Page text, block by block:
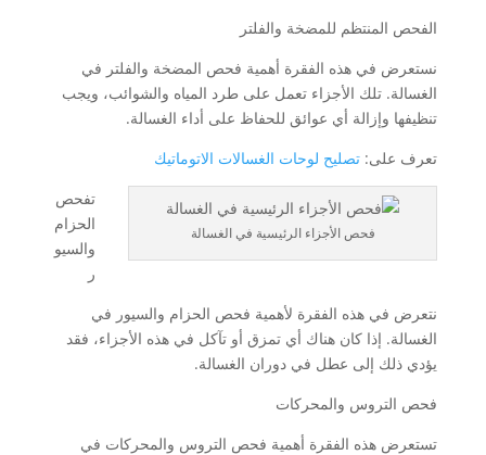
الفحص المنتظم للمضخة والفلتر
نستعرض في هذه الفقرة أهمية فحص المضخة والفلتر في
الغسالة. تلك الأجزاء تعمل على طرد المياه والشوائب، ويجب
تنظيفها وإزالة أي عوائق للحفاظ على أداء الغسالة.
تعرف على: تصليح لوحات الغسالات الاتوماتيك
فحص الأجزاء الرئيسية في الغسالة
تفحص
الحزام
والسيو
ر
نتعرض في هذه الفقرة لأهمية فحص الحزام والسيور في
الغسالة. إذا كان هناك أي تمزق أو تآكل في هذه الأجزاء، فقد
يؤدي ذلك إلى عطل في دوران الغسالة.
فحص التروس والمحركات
تستعرض هذه الفقرة أهمية فحص التروس والمحركات في